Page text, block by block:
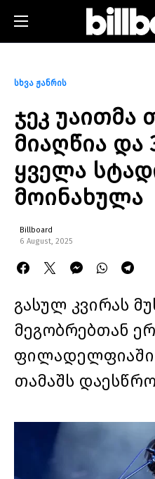
სხვა ჟანრის
ჯეკ უაითმა
მიაღწია და
ყველა
მოინახულა
Billboard
6 August, 2025
გასულ კვირას
მეგობრებთან
ფილადელფიაში
თამაშს